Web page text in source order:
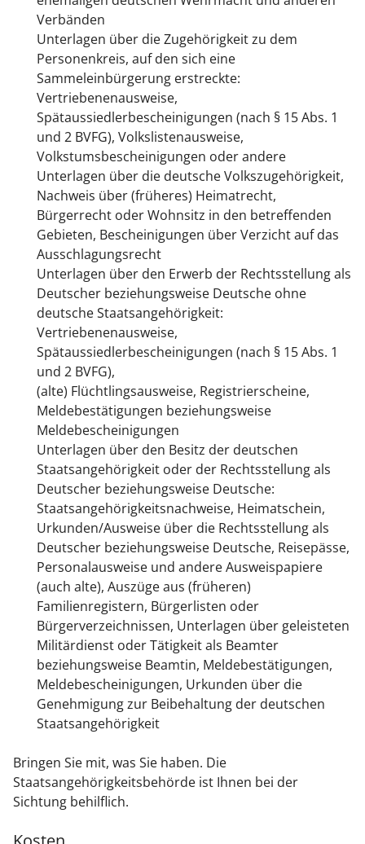
Verbänden
Unterlagen über die Zugehörigkeit zu dem
Personenkreis, auf den sich eine
Sammeleinbürgerung erstreckte:
Vertriebenenausweise,
Spätaussiedlerbescheinigungen (nach § 15 Abs. 1
und 2 BVFG), Volkslistenausweise,
Volkstumsbescheinigungen oder andere
Unterlagen über die deutsche Volkszugehörigkeit,
Nachweis über (früheres) Heimatrecht,
Bürgerrecht oder Wohnsitz in den betreffenden
Gebieten, Bescheinigungen über Verzicht auf das
Ausschlagungsrecht
Unterlagen über den Erwerb der Rechtsstellung als
Deutscher beziehungsweise Deutsche ohne
deutsche Staatsangehörigkeit:
Vertriebenenausweise,
Spätaussiedlerbescheinigungen (nach § 15 Abs. 1
und 2 BVFG),
(alte) Flüchtlingsausweise, Registrierscheine,
Meldebestätigungen beziehungsweise
Meldebescheinigungen
Unterlagen über den Besitz der deutschen
Staatsangehörigkeit oder der Rechtsstellung als
Deutscher beziehungsweise Deutsche:
Staatsangehörigkeitsnachweise, Heimatschein,
Urkunden/Ausweise über die Rechtsstellung als
Deutscher beziehungsweise Deutsche, Reisepässe,
Personalausweise und andere Ausweispapiere
(auch alte), Auszüge aus (früheren)
Familienregistern, Bürgerlisten oder
Bürgerverzeichnissen, Unterlagen über geleisteten
Militärdienst oder Tätigkeit als Beamter
beziehungsweise Beamtin, Meldebestätigungen,
Meldebescheinigungen, Urkunden über die
Genehmigung zur Beibehaltung der deutschen
Staatsangehörigkeit
Bringen Sie mit, was Sie haben. Die
Staatsangehörigkeitsbehörde ist Ihnen bei der
Sichtung behilflich.